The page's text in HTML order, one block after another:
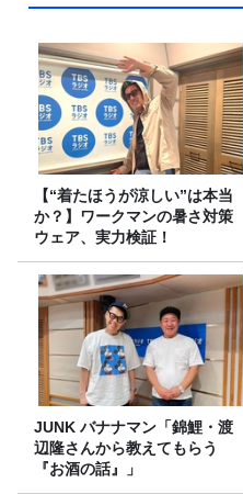
【“着たほうが涼しい”は本当
か？】ワークマンの暑さ対策
ウェア、実力検証！
JUNK バナナマン「錦鯉・渡
辺隆さんから教えてもらう
『お酒の話』」